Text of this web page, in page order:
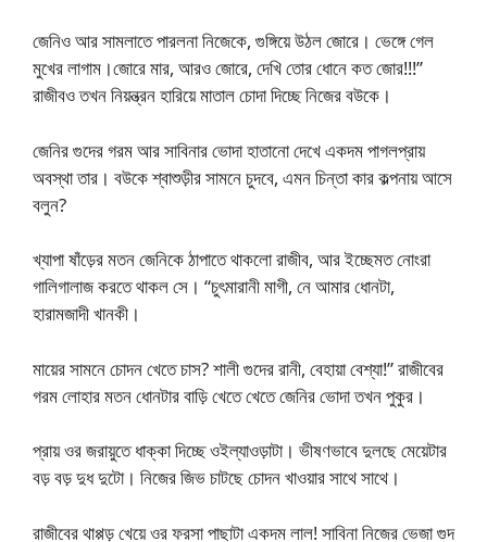
জেনিও আর সামলাতে পারলনা নিজেকে, গুঙ্গিয়ে উঠল জোরে। ভেঙ্গে গেল
মুখের লাগাম।জোরে মার, আরও জোরে, দেখি তোর ধোনে কত জোর!!!”
রাজীবও তখন নিয়ন্ত্রন হারিয়ে মাতাল চোদা দিচ্ছে নিজের বউকে।
জেনির গুদের গরম আর সাবিনার ভোদা হাতানো দেখে একদম পাগলপ্রায়
অবস্থা তার। বউকে শ্বাশুড়ীর সামনে চুদবে, এমন চিন্তা কার কল্পনায় আসে
বলুন?
খ্যাপা ষাঁড়ের মতন জেনিকে ঠাপাতে থাকলো রাজীব, আর ইচ্ছেমত নোংরা
গালিগালাজ করতে থাকল সে। “চুৎমারানী মাগী, নে আমার ধোনটা,
হারামজাদী খানকী।
মায়ের সামনে চোদন খেতে চাস? শালী গুদের রানী, বেহায়া বেশ্যা!” রাজীবের
গরম লোহার মতন ধোনটার বাড়ি খেতে খেতে জেনির ভোদা তখন পুকুর।
প্রায় ওর জরায়ুতে ধাক্কা দিচ্ছে ওইল্যাওড়াটা। ভীষণভাবে দুলছে মেয়েটার
বড় বড় দুধ দুটো। নিজের জিভ চাটছে চোদন খাওয়ার সাথে সাথে।
রাজীবের থাপ্পড় খেয়ে ওর ফরসা পাছাটা একদম লাল! সাবিনা নিজের ভেজা গুদ